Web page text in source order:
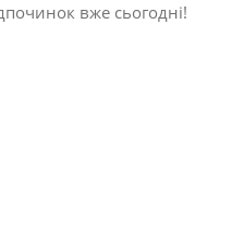
вже сьогодні!